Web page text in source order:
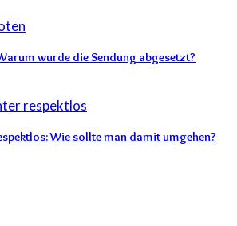
wurde die Sendung abgesetzt?
Wie sollte man damit umgehen?